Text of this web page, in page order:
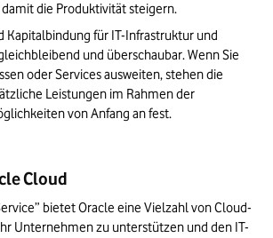
die Produktivität steigern.
Kapitalbindung für IT-Infrastruktur und
und überschaubar. Wenn Sie
oder Services ausweiten, stehen die
Leistungen im Rahmen der
von Anfang an fest.
Cloud
bietet Oracle eine Vielzahl von Cloud-
Unternehmen zu unterstützen und den IT-